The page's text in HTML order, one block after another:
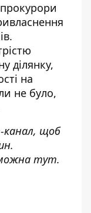
прокурори
ділянку,
на
не було,
канал, щоб
тут.